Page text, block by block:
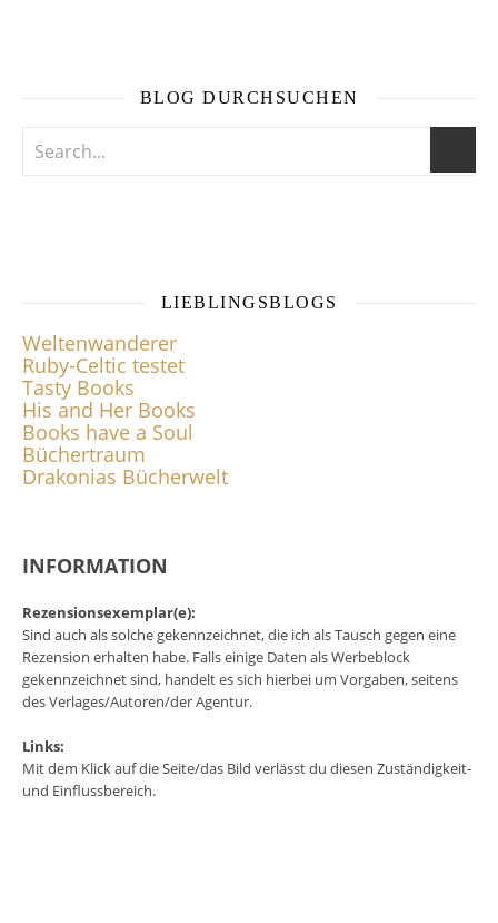
BLOG DURCHSUCHEN
LIEBLINGSBLOGS
Weltenwanderer
Ruby-Celtic testet
Tasty Books
His and Her Books
Books have a Soul
Büchertraum
Drakonias Bücherwelt
INFORMATION
Rezensionsexemplar(e):
Sind auch als solche gekennzeichnet, die ich als Tausch gegen eine
Rezension erhalten habe. Falls einige Daten als Werbeblock
gekennzeichnet sind, handelt es sich hierbei um Vorgaben, seitens
des Verlages/Autoren/der Agentur.
Links:
Mit dem Klick auf die Seite/das Bild verlässt du diesen Zuständigkeit-
und Einflussbereich.